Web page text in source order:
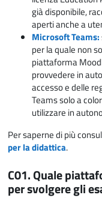
già disponibile,
aperti anche a
Microsoft Teams:
per la quale non
piattaforma
provvedere in
accesso e delle
Teams solo a
utilizzare in
Per saperne di più
per la didattica.
C01. Quale
per svolgere gli